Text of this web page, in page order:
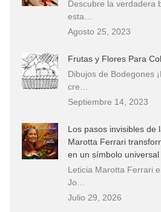
Descubre la verdadera
esta…
Agosto 25, 2023
Frutas y Flores Para
Dibujos de Bodegones
cre…
Septiembre 14, 2023
Los pasos invisibles de
Marotta Ferrari
en un símbolo universal
Leticia Marotta Ferrari
Jo…
Julio 29, 2026